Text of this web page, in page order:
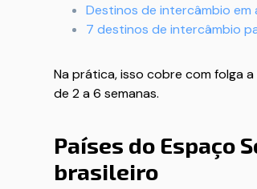
Destinos de intercâmbio em
7 destinos de intercâmbio
Na prática, isso cobre com folga
de 2 a 6 semanas.
Países do Espaço
brasileiro